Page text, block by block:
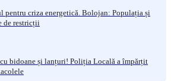
pentru criza energetică. Bolojan: Populația și
de restricții
bidoane și lanțuri! Poliția Locală a împărțit